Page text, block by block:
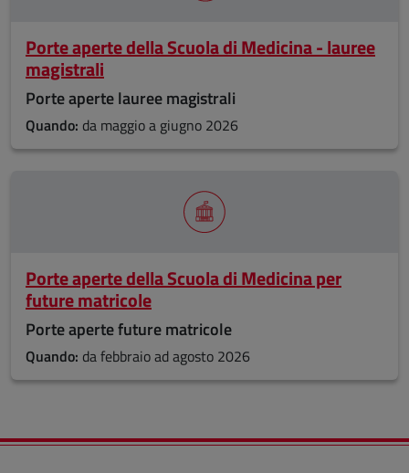
Porte aperte della Scuola di Medicina - lauree
magistrali
Porte aperte lauree magistrali
Quando: da maggio a giugno 2026
Porte aperte della Scuola di Medicina per
future matricole
Porte aperte future matricole
Quando: da febbraio ad agosto 2026